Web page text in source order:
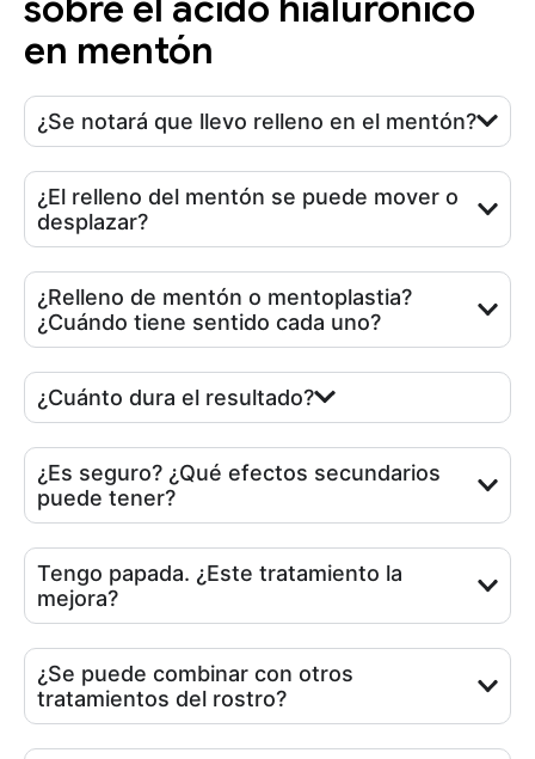
en mentón
¿Se notará que llevo relleno en el mentón?
¿El relleno del mentón se puede mover o
desplazar?
¿Relleno de mentón o mentoplastia?
¿Cuándo tiene sentido cada uno?
¿Cuánto dura el resultado?
¿Es seguro? ¿Qué efectos secundarios
puede tener?
Tengo papada. ¿Este tratamiento la
mejora?
¿Se puede combinar con otros
tratamientos del rostro?